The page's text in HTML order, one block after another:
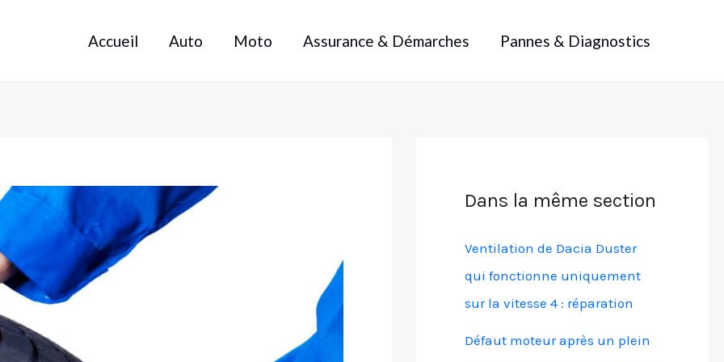
Accueil Auto Moto Assurance & Démarches Pannes & Diagnostics
Dans la même section
Ventilation de Dacia Duster
qui fonctionne uniquement
sur la vitesse 4 : réparation
Défaut moteur après un plein